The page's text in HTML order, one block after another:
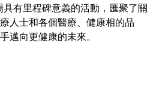
有里程碑意義的活動，匯聚了關
人士和各個醫療、健康相的品
邁向更健康的未來。